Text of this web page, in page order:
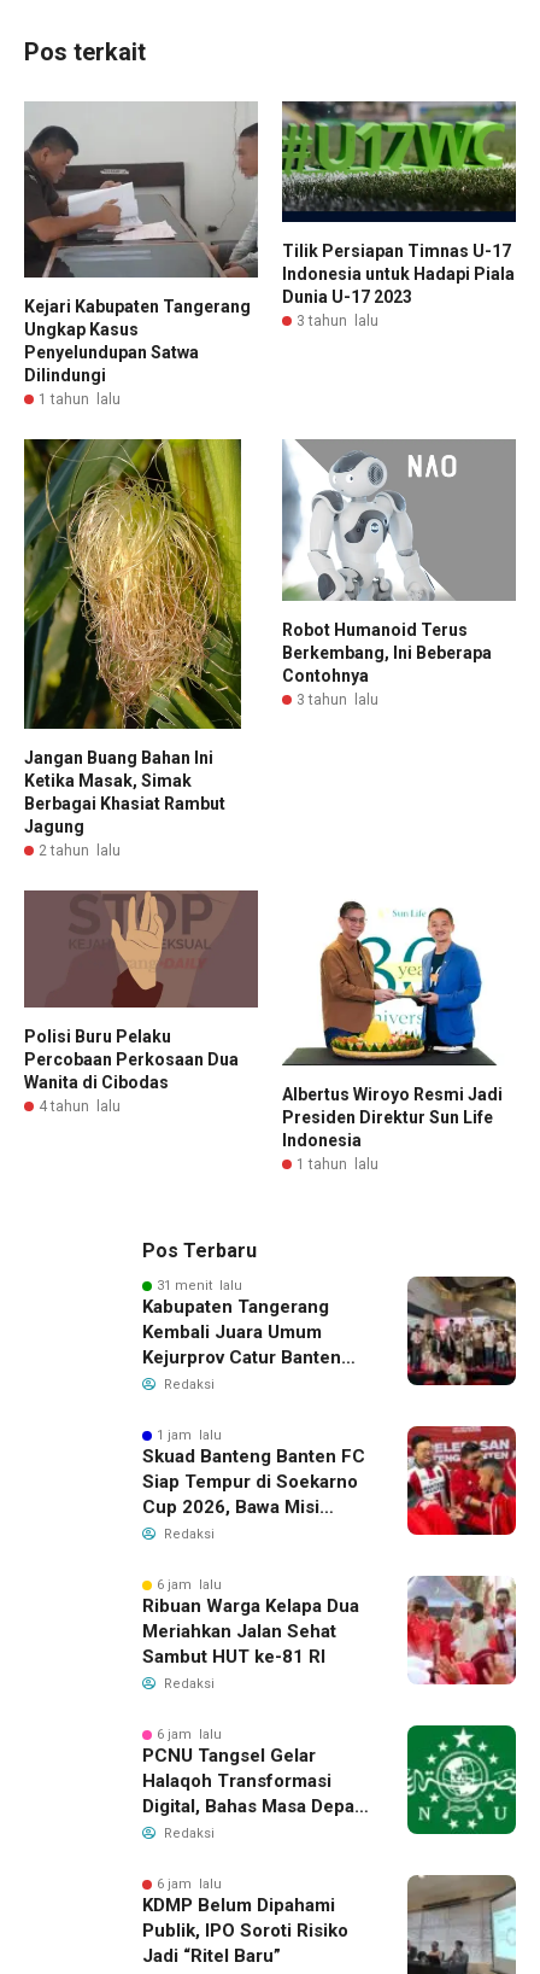
Pos terkait
Kejari Kabupaten Tangerang
Ungkap Kasus
Penyelundupan Satwa
Dilindungi
1 tahun lalu
Tilik Persiapan Timnas U-17
Indonesia untuk Hadapi Piala
Dunia U-17 2023
3 tahun lalu
Jangan Buang Bahan Ini
Ketika Masak, Simak
Berbagai Khasiat Rambut
Jagung
2 tahun lalu
Robot Humanoid Terus
Berkembang, Ini Beberapa
Contohnya
3 tahun lalu
Polisi Buru Pelaku
Percobaan Perkosaan Dua
Wanita di Cibodas
4 tahun lalu
Albertus Wiroyo Resmi Jadi
Presiden Direktur Sun Life
Indonesia
1 tahun lalu
Pos Terbaru
31 menit lalu
Kabupaten Tangerang
Kembali Juara Umum
Kejurprov Catur Banten
2026, Raih 24 Medali
Redaksi
1 jam lalu
Skuad Banteng Banten FC
Siap Tempur di Soekarno
Cup 2026, Bawa Misi
Harumkan Nama Banten
Redaksi
6 jam lalu
Ribuan Warga Kelapa Dua
Meriahkan Jalan Sehat
Sambut HUT ke-81 RI
Redaksi
6 jam lalu
PCNU Tangsel Gelar
Halaqoh Transformasi
Digital, Bahas Masa Depan
NU di Era Disrupsi
Redaksi
6 jam lalu
KDMP Belum Dipahami
Publik, IPO Soroti Risiko
Jadi “Ritel Baru”